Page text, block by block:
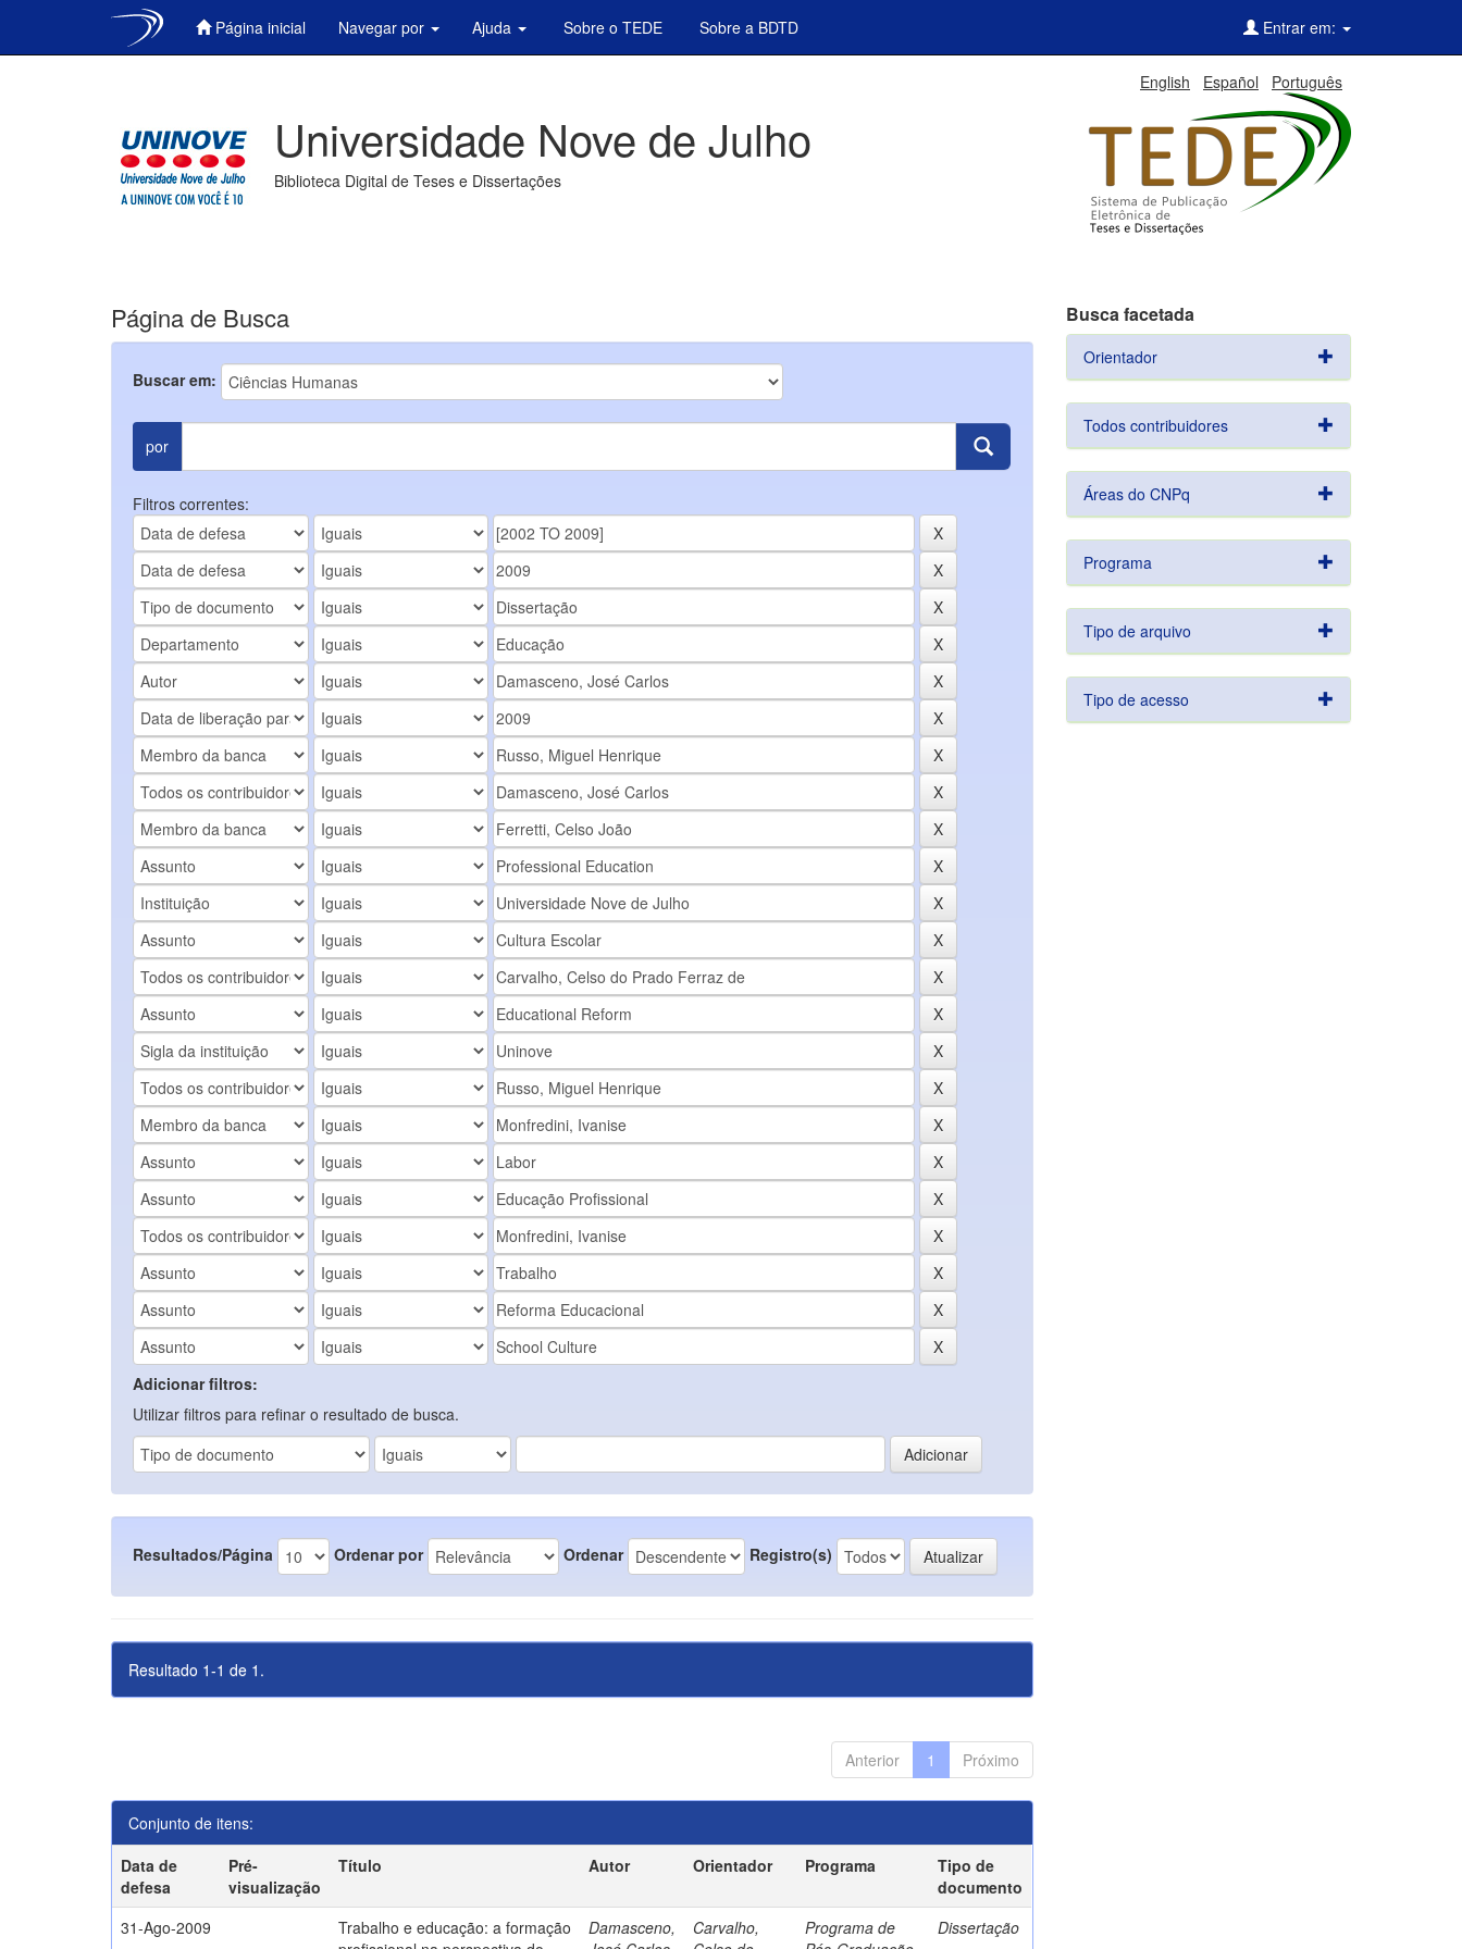
Página inicial Navegar por Ajuda Sobre o TEDE Sobre a BDTD Entrar em:
English Español Português
Universidade Nove de Julho
Biblioteca Digital de Teses e Dissertações
Página de Busca
Buscar em:
por
Filtros correntes:
Adicionar filtros:
Utilizar filtros para refinar o resultado de busca.
Resultados/Página Ordenar por Ordenar Registro(s)
Resultado 1-1 de 1.
Anterior 1 Próximo
Conjunto de itens:
Data de
defesa
Pré-
visualização
Título Autor Orientador Programa
Tipo de
documento
31-Ago-2009
Trabalho e educação: a formação
Damasceno,
Carvalho,
Programa de
Dissertação
Busca facetada
Orientador
Todos contribuidores
Áreas do CNPq
Programa
Tipo de arquivo
Tipo de acesso